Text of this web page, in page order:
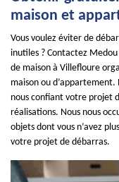
maison et
Vous voulez éviter de
inutiles ? Contactez
de maison à Villefloure
maison ou
nous confiant votre projet
réalisations. Nous nous
objets dont vous n’avez
votre projet de débarras.